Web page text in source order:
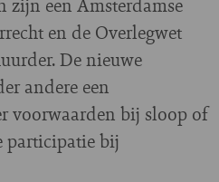
en de Overlegwet
De nieuwe
andere een
voorwaarden bij sloop of
participatie bij